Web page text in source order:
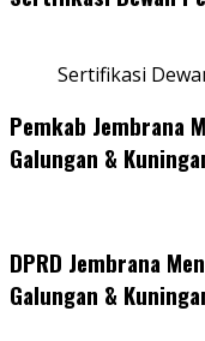
Sertifikasi
Pemkab Jembrana
Galungan &
DPRD Jembrana
Galungan &